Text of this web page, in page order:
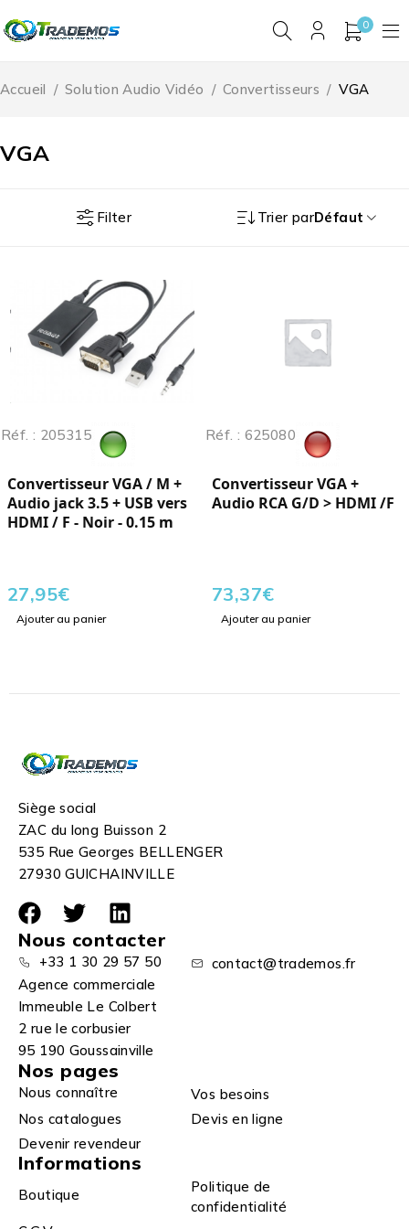
0
VGA
Accueil / Solution Audio Vidéo / Convertisseurs / VGA
Filter Trier parDéfaut
Réf. : 205315
Convertisseur VGA / M +
Audio jack 3.5 + USB vers
HDMI / F - Noir - 0.15 m
27,95€
Ajouter au panier
Réf. : 625080
Convertisseur VGA +
Audio RCA G/D > HDMI /F
73,37€
Ajouter au panier
Siège social
ZAC du long Buisson 2
535 Rue Georges BELLENGER
27930 GUICHAINVILLE
Nous contacter
+33 1 30 29 57 50
contact@trademos.fr
Agence commerciale
Immeuble Le Colbert
2 rue le corbusier
95 190 Goussainville
Nos pages
Nous connaître
Vos besoins
Nos catalogues
Devis en ligne
Devenir revendeur
Informations
Boutique
Politique de
confidentialité